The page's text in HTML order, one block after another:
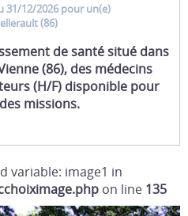
31/12/2026 pour un(e)
(86)
de santé situé dans
(86), des médecins
(H/F) disponible pour
missions.
variable: image1 in
on line 135